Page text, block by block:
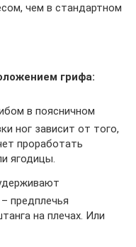
чем в стандартном
грифа:
в поясничном
ног зависит от того,
проработать
ягодицы.
предплечья
на плечах. Или